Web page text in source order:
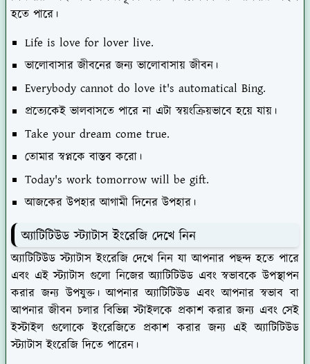
হতে পারে।
Life is love for lover live.
ভালোবাসার জীবনের জন্য ভালোবাসায় জীবন।
Everybody cannot do love it's automatical Bing.
প্রত্যেকেই ভালবাসতে পারে না এটা স্বয়ংক্রিয়ভাবে হয়ে যায়।
Take your dream come true.
তোমার স্বপ্নকে বাস্তব করো।
Today's work tomorrow will be gift.
আজকের উপহার আগামী দিনের উপহার।
অ্যাটিটিউড স্ট্যাটাস ইংরেজি দেখে নিন
অ্যাটিটিউড স্ট্যাটাস ইংরেজি দেখে নিন যা আপনার পছন্দ হতে পারে
এবং এই স্ট্যাটাস গুলো নিজের অ্যাটিটিউড এবং স্বভাবকে উপস্থাপন
করার জন্য উপযুক্ত। আপনার অ্যাটিটিউড এবং আপনার স্বভাব বা
আপনার জীবন চলার বিভিন্ন স্টাইলকে প্রকাশ করার জন্য এবং সেই
ইস্টাইল গুলোকে ইংরেজিতে প্রকাশ করার জন্য এই অ্যাটিটিউড
স্ট্যাটাস ইংরেজি দিতে পারেন।